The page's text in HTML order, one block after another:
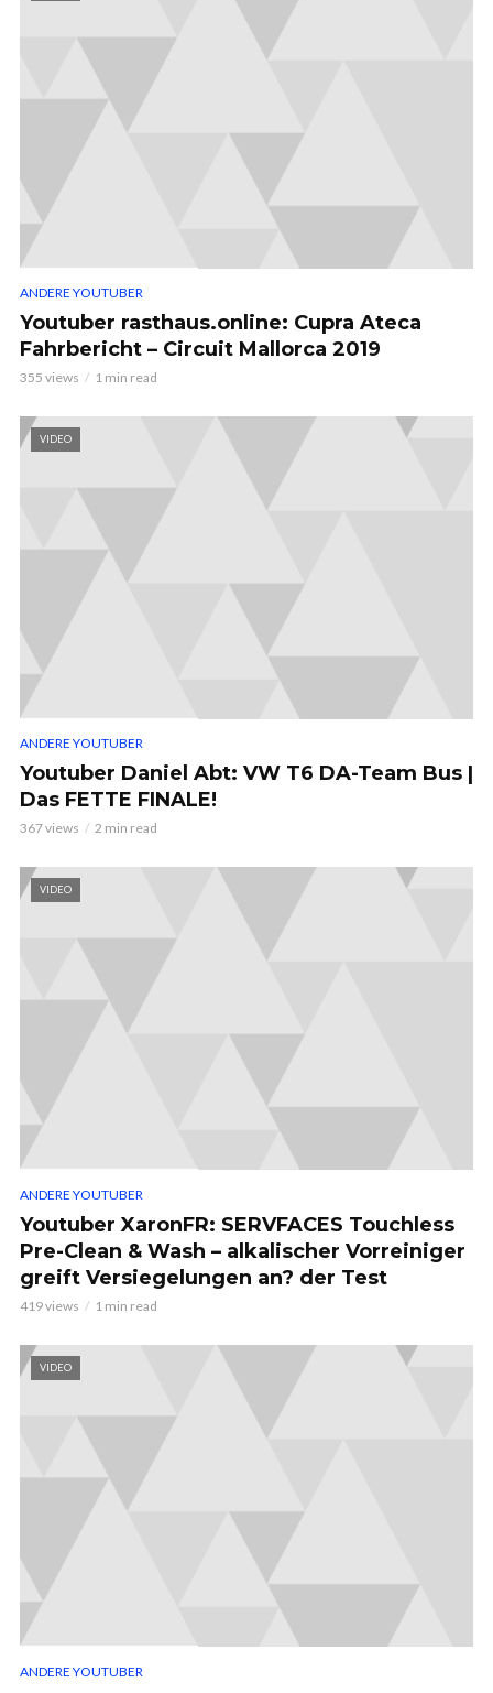
ANDERE YOUTUBER
Youtuber rasthaus.online: Cupra Ateca
Fahrbericht – Circuit Mallorca 2019
355 views 1 min read
VIDEO
ANDERE YOUTUBER
Youtuber Daniel Abt: VW T6 DA-Team Bus |
Das FETTE FINALE!
367 views 2 min read
VIDEO
ANDERE YOUTUBER
Youtuber XaronFR: SERVFACES Touchless
Pre-Clean & Wash – alkalischer Vorreiniger
greift Versiegelungen an? der Test
419 views 1 min read
VIDEO
ANDERE YOUTUBER